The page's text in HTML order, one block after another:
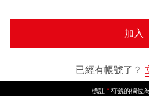
標註 *符號的欄位
加入
已經有帳號了？